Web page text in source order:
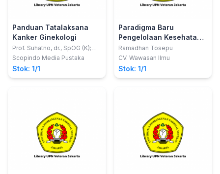
Panduan Tatalaksana
Kanker Ginekologi
Prof. Suhatno, dr., SpOG (K);
dkk
Scopindo Media Pustaka
Stok: 1/1
Paradigma Baru
Pengelolaan Kesehatan
Masyarakat Pesisir
Ramadhan Tosepu
CV. Wawasan Ilmu
Stok: 1/1